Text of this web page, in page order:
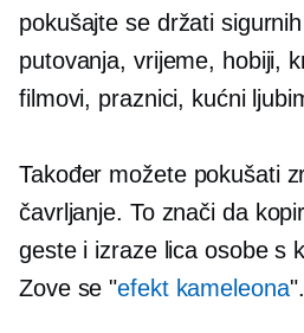
pokušajte se držati
putovanja, vrijeme, hobiji,
filmovi, praznici, kućni
Također možete pokušati
čavrljanje. To znači da
geste i izraze lica osobe s
Zove se "efekt kameleona".